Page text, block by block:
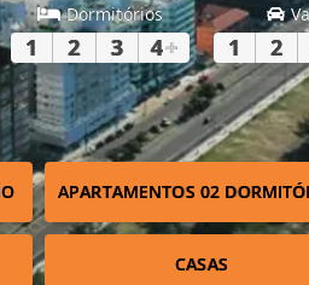
Dormitórios
1 2 3 4+ 1 2
APARTAMENTOS 02
CASAS